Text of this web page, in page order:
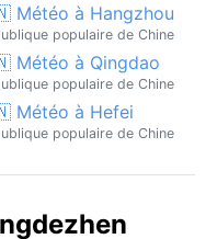
à Hangzhou
populaire de Chine
à Qingdao
populaire de Chine
Météo à Hefei
populaire de Chine